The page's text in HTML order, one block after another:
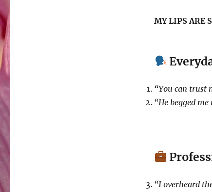
MY LIPS ARE
“You can trust
“He begged
“I overheard